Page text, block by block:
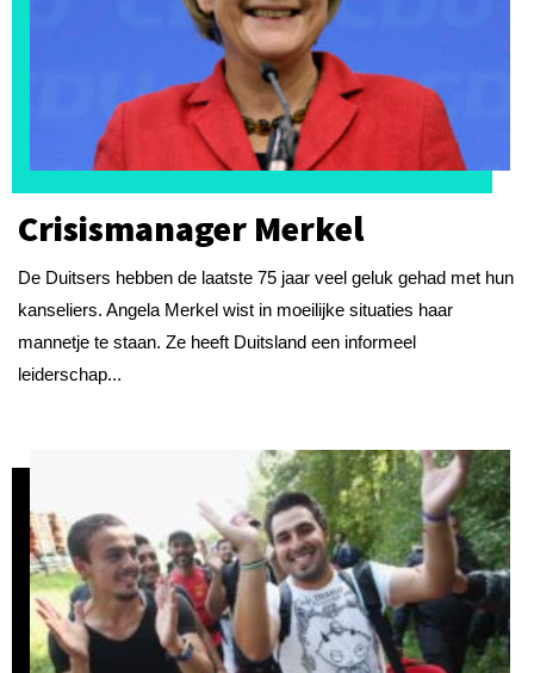
Crisismanager Merkel
De Duitsers hebben de laatste 75 jaar veel geluk gehad met hun
kanseliers. Angela Merkel wist in moeilijke situaties haar
mannetje te staan. Ze heeft Duitsland een informeel
leiderschap...